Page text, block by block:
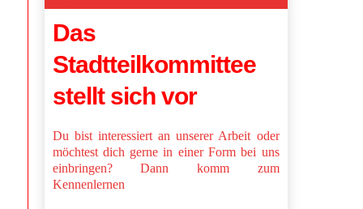
Das
Stadtteilkommittee
stellt sich vor
Du bist interessiert an unserer Arbeit oder
möchtest dich gerne in einer Form bei uns
einbringen? Dann komm zum
Kennenlernen